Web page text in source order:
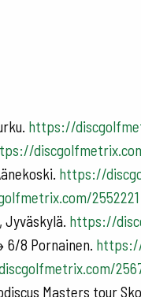
https://
https://
2552221
Jyväskylä. https://
6/8 Pornainen.
Masters tour